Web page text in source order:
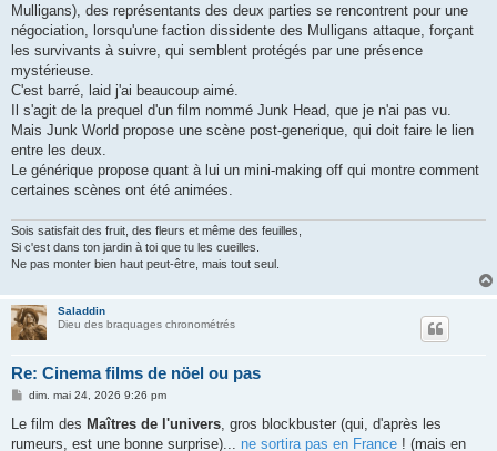
Mulligans), des représentants des deux parties se rencontrent pour une
négociation, lorsqu'une faction dissidente des Mulligans attaque, forçant
les survivants à suivre, qui semblent protégés par une présence
mystérieuse.
C'est barré, laid j'ai beaucoup aimé.
Il s'agit de la prequel d'un film nommé Junk Head, que je n'ai pas vu.
Mais Junk World propose une scène post-generique, qui doit faire le lien
entre les deux.
Le générique propose quant à lui un mini-making off qui montre comment
certaines scènes ont été animées.
Sois satisfait des fruit, des fleurs et même des feuilles,
Si c'est dans ton jardin à toi que tu les cueilles.
Ne pas monter bien haut peut-être, mais tout seul.
Saladdin
Dieu des braquages chronométrés
Re: Cinema films de nöel ou pas
M
s
a
dim. mai 24, 2026 9:26 pm
Le film des Maîtres de l'univers , gros blockbuster (qui, d'après les
rumeurs, est une bonne surprise)... ne sortira pas en France ! (mais en